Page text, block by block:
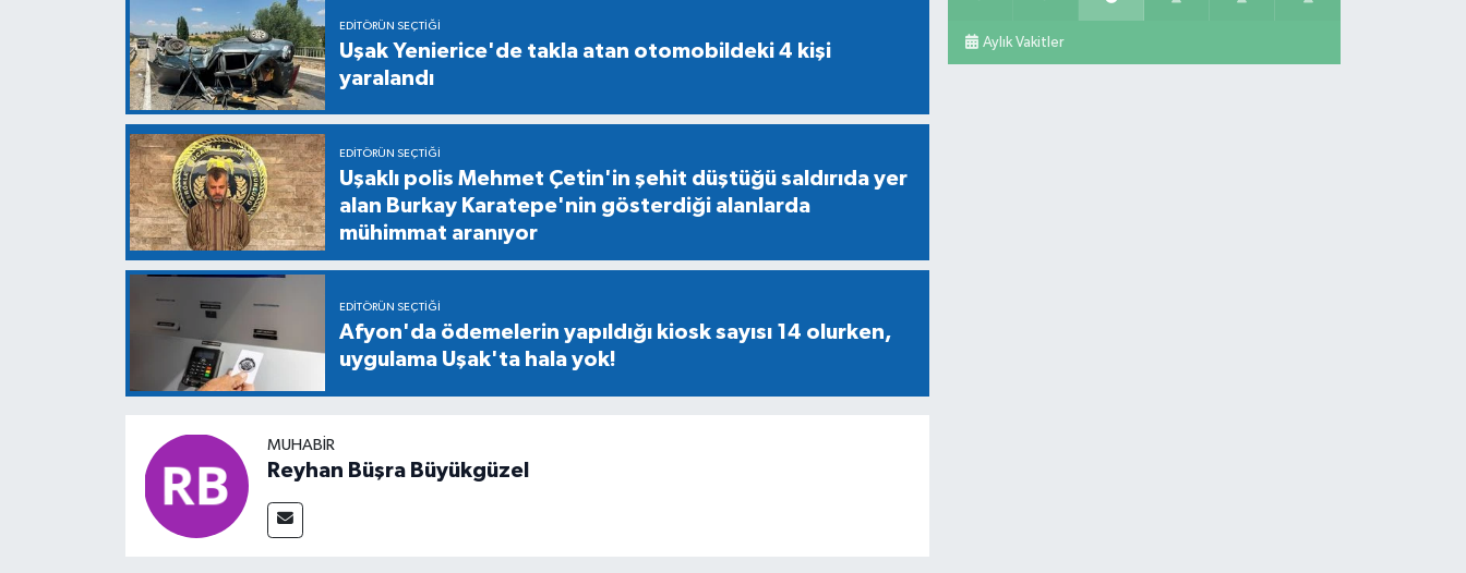
EDITÖRÜN SEÇTIĞI
Uşak Yenierice'de takla atan otomobildeki 4 kişi
yaralandı
EDITÖRÜN SEÇTIĞI
Uşaklı polis Mehmet Çetin'in şehit düştüğü saldırıda yer
alan Burkay Karatepe'nin gösterdiği alanlarda
mühimmat aranıyor
EDITÖRÜN SEÇTIĞI
Afyon'da ödemelerin yapıldığı kiosk sayısı 14 olurken,
uygulama Uşak'ta hala yok!
MUHABIR
Reyhan Büşra Büyükgüzel
Aylık Vakitler